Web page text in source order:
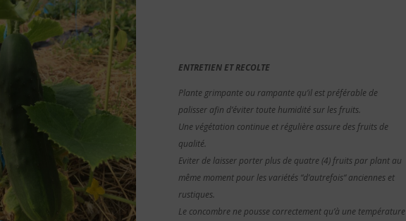
ENTRETIEN ET RECOLTE
Plante grimpante ou rampante qu’il est préférable de
palisser afin d’éviter toute humidité sur les fruits.
Une végétation continue et régulière assure des fruits de
qualité.
Eviter de laisser porter plus de quatre (4) fruits par plant au
même moment pour les variétés “d’autrefois“ anciennes et
rustiques.
Le concombre ne pousse correctement qu’à une température